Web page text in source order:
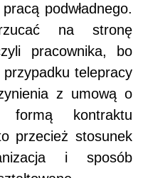
podwładnego.
na stronę
pracownika, bo
telepracy
z umową o
kontraktu
przecież stosunek
i sposób